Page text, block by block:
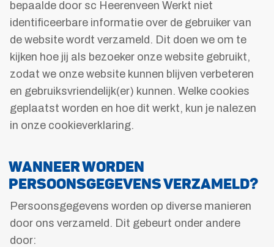
bepaalde door sc Heerenveen Werkt niet
identificeerbare informatie over de gebruiker van
de website wordt verzameld. Dit doen we om te
kijken hoe jij als bezoeker onze website gebruikt,
zodat we onze website kunnen blijven verbeteren
en gebruiksvriendelijk(er) kunnen. Welke cookies
geplaatst worden en hoe dit werkt, kun je nalezen
in onze cookieverklaring.
WANNEER WORDEN
PERSOONSGEGEVENS VERZAMELD?
Persoonsgegevens worden op diverse manieren
door ons verzameld. Dit gebeurt onder andere
door: